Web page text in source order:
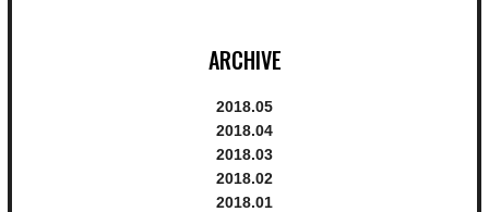
ARCHIVE
2018. 5
2018. 4
2018. 3
2018. 2
2018.
1